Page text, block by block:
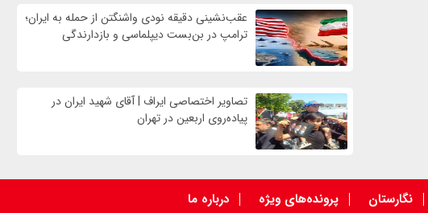
عقب‌نشینی دقیقه نودی واشنگتن از حمله به ایران؛
ترامپ در بن‌بست دیپلماسی و بازدارندگی
تصاویر اختصاصی ایراف | آقای شهید ایران در
پیاده‌روی اربعین در تهران
نگارستان پرونده‌های ویژه درباره ما